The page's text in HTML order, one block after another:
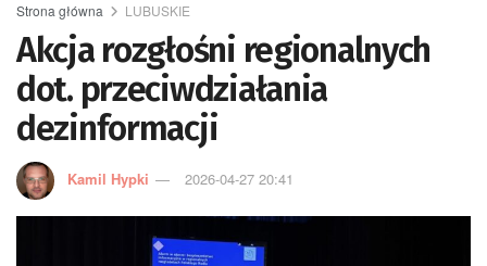
Strona główna LUBUSKIE
Akcja rozgłośni regionalnych
dot. przeciwdziałania
dezinformacji
Kamil Hypki 2026-04-27 20:41